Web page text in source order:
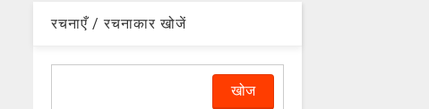
रचनाएँ / रचनाकार खोजें